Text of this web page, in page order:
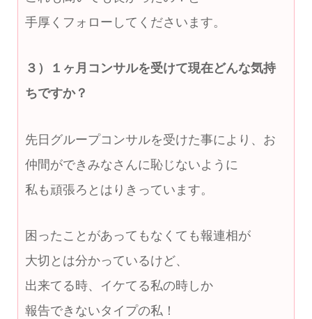
手厚くフォローしてくださいます。
３）１ヶ月コンサルを受けて現在どんな気持
ちですか？
先日グループコンサルを受けた事により、お
仲間ができみなさんに恥じないように
私も頑張ろとはりきっています。
困ったことがあってもなくても報連相が
大切とは分かっているけど、
出来てる時、イケてる私の時しか
報告できないタイプの私！